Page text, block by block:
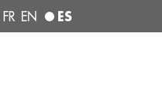
FR EN ES